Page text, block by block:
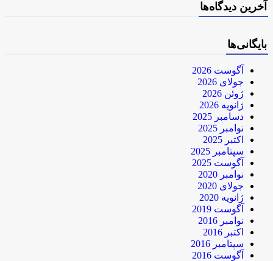
آخرین دیدگاه‌ها
بایگانی‌ها
آگوست 2026
جولای 2026
ژوئن 2026
ژانویه 2026
دسامبر 2025
نوامبر 2025
اکتبر 2025
سپتامبر 2025
آگوست 2025
نوامبر 2020
جولای 2020
ژانویه 2020
آگوست 2019
نوامبر 2016
اکتبر 2016
سپتامبر 2016
آگوست 2016